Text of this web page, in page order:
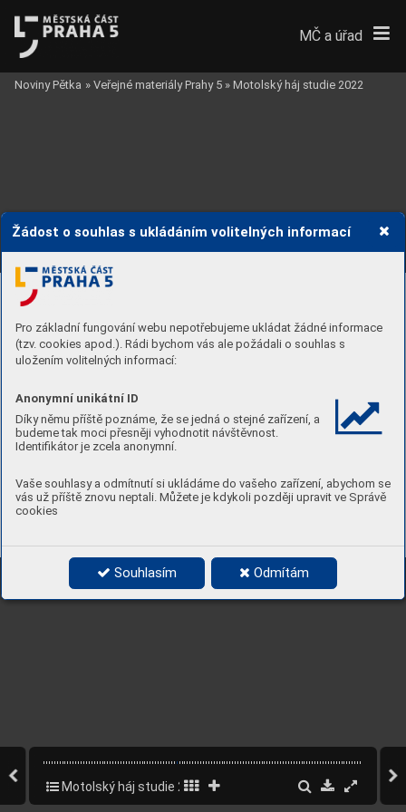
Žádost o souhlas s ukládáním volitelných informací
Pro základní fungování webu nepotřebujeme ukládat žádné informace
(tzv. cookies apod.). Rádi bychom vás ale požádali o souhlas s
uložením volitelných informací:
Anonymní unikátní ID
Díky němu příště poznáme, že se jedná o stejné zařízení, a
budeme tak moci přesněji vyhodnotit návštěvnost.
Identifikátor je zcela anonymní.
Vaše souhlasy a odmítnutí si ukládáme do vašeho zařízení, abychom se
vás už příště znovu neptali. Můžete je kdykoli později upravit ve Správě
cookies
Souhlasím Odmítám
MČ a úřad
Noviny Pětka » Veřejné materiály Prahy 5 » Motolský háj studie 2022
Motolský háj studie 2022 47